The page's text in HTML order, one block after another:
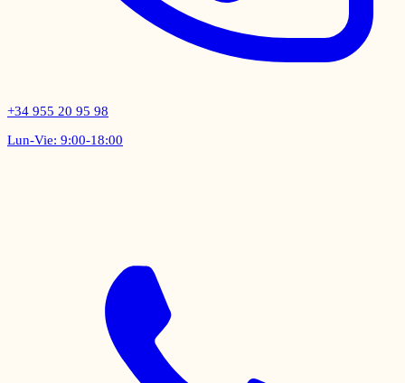
+34 955 20 95 98
Lun-Vie: 9:00-18:00